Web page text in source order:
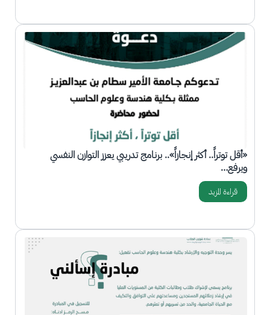
الصورة
«أقل توتراً.. أكثر إنجازاً».. برنامج تدريبي يعزز التوازن النفسي
ويرفع…
قراءة المزيد
الصورة